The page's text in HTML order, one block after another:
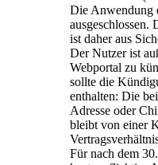
Die Anwendung
ist daher aus
Der Nutzer ist
Webportal zu
sollte die
enthalten: Die
Adresse oder
bleibt von einer
Für nach dem